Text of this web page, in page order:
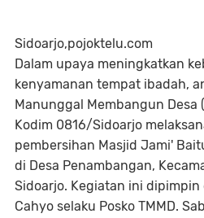
Sidoarjo,pojoktelu.com
Dalam upaya meningkatkan
kenyamanan tempat ibadah,
Manunggal Membangun Desa
Kodim 0816/Sidoarjo
pembersihan Masjid Jami'
di Desa Penambangan,
Sidoarjo. Kegiatan ini dipimpin
Cahyo selaku Posko TMMD.